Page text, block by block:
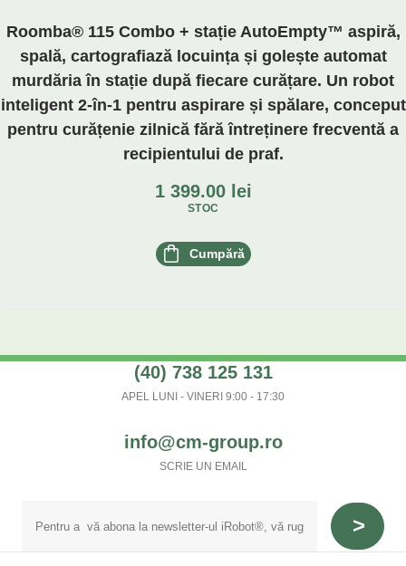
Roomba® 115 Combo + stație AutoEmpty™ aspiră,
spală, cartografiază locuința și golește automat
murdăria în stație după fiecare curățare. Un robot
inteligent 2-în-1 pentru aspirare și spălare, conceput
pentru curățenie zilnică fără întreținere frecventă a
recipientului de praf.
1 399.00 lei
STOC
Cumpără
(40) 738 125 131
APEL LUNI - VINERI 9:00 - 17:30
info@cm-group.ro
SCRIE UN EMAIL